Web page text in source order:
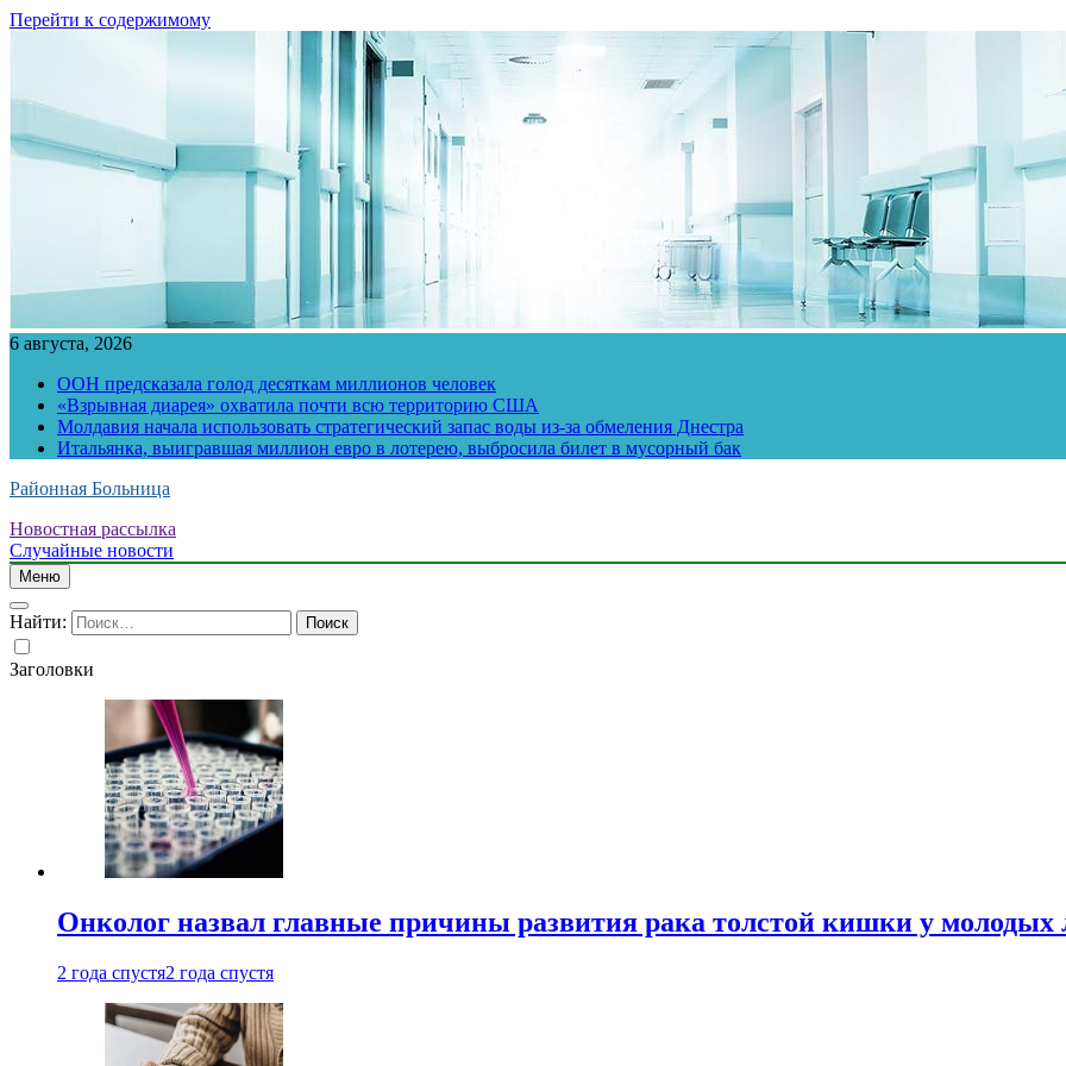
Перейти к содержимому
6 августа, 2026
ООН предсказала голод десяткам миллионов человек
«Взрывная диарея» охватила почти всю территорию США
Молдавия начала использовать стратегический запас воды из-за обмеления Днестра
Итальянка, выигравшая миллион евро в лотерею, выбросила билет в мусорный бак
Районная Больница
Новостная рассылка
Случайные новости
Меню
Найти:
Заголовки
Онколог назвал главные причины развития рака толстой кишки у молодых
2 года спустя2 года спустя